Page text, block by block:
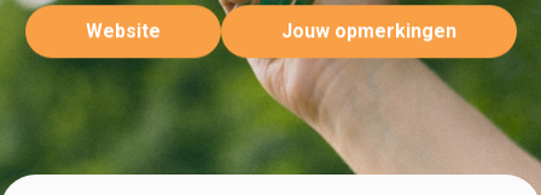
Website Jouw opmerkingen